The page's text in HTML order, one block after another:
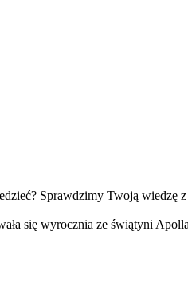
Sprawdzimy Twoją wiedzę
się wyrocznia ze świątyni